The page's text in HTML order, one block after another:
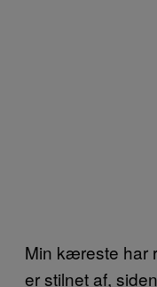
Min kæreste har
er stilnet af,